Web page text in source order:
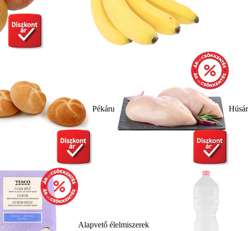
Pékáru
Alapvető élelmiszerek